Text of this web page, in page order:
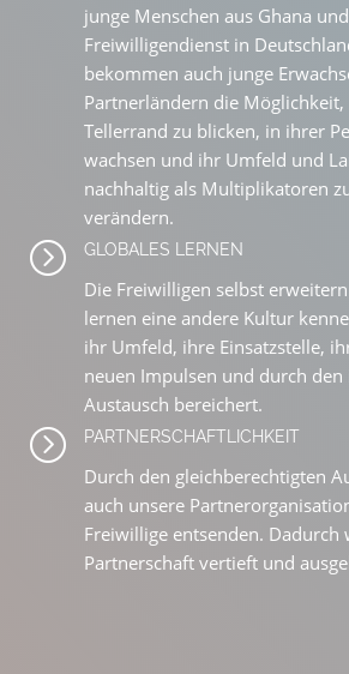
junge Menschen aus Ghana
Freiwilligendienst in
bekommen auch junge
Partnerländern die
Tellerrand zu blicken, in ihrer
wachsen und ihr Umfeld und
nachhaltig als Multiplikatoren
verändern.
= GLOBALES LERNEN
Die Freiwilligen selbst
lernen eine andere Kultur
ihr Umfeld, ihre Einsatzstelle,
neuen Impulsen und durch
Austausch bereichert.
= PARTNERSCHAFTLICHKEIT
Durch den gleichberechtigten
auch unsere
Freiwillige entsenden. Dadurch
Partnerschaft vertieft und